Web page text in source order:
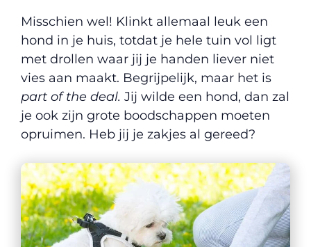
Misschien wel! Klinkt allemaal leuk een
hond in je huis, totdat je hele tuin vol ligt
met drollen waar jij je handen liever niet
vies aan maakt. Begrijpelijk, maar het is
part of the deal. Jij wilde een hond, dan zal
je ook zijn grote boodschappen moeten
opruimen. Heb jij je zakjes al gereed?